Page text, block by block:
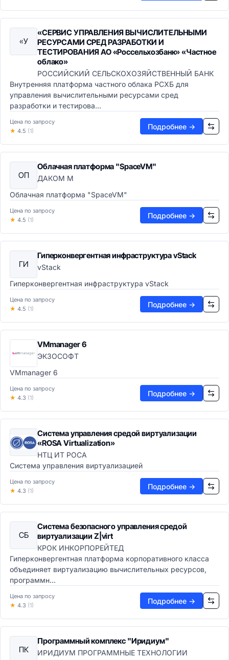
Хранилища данных
Хранилища данных (DWH)
Озёра данных (Data Lake)
Аналитические СУБД
Потоковая обработка
Машинное обучение и ИИ
ML-платформы
Предиктивная аналитика
AutoML-платформы
Платформы ИИ и GenAI
Документооборот и контент
Корпоративный контент (ECM)
EDMS-системы
Системы архивирования
eDiscovery системы
Управление сайтом (CMS)
Headless CMS
Конструкторы сайтов
DXP платформы
Обработка документов
Генерация документов
Электронная подпись
Цифровые активы (DAM)
Видеохостинг
CDN сети
Потоковое видео
Офис и коммуникации
Офисные пакеты
Текстовые процессоры
Электронные таблицы
Презентации
Заметки и органайзеры
Корпоративные коммуникации
Почтовые клиенты
Корпоративные мессенджеры
Видеоконференции
UCaaS-платформы
Совместная работа
Виртуальные доски
Корпоративные соцсети
Файлообменники
Расширения для браузеров
ИТ-инфраструктура
«У
«СЕРВИС УПРАВЛЕНИЯ ВЫЧИСЛИТЕЛЬНЫМИ
РЕСУРСАМИ СРЕД РАЗРАБОТКИ И
ТЕСТИРОВАНИЯ АО «Россельхозбанк» «Частное
облако»
РОССИЙСКИЙ СЕЛЬСКОХОЗЯЙСТВЕННЫЙ БАНК
Внутренняя платформа частного облака РСХБ для
управления вычислительными ресурсами сред
разработки и тестирова...
Цена по запросу
★ 4.5 (1)
Подробнее →
ОП
Облачная платформа "SpaceVM"
ДАКОМ М
Облачная платформа "SpaceVM"
Цена по запросу
★ 4.5 (1)
Подробнее →
ГИ
Гиперконвергентная инфраструктура vStack
vStack
Гиперконвергентная инфраструктура vStack
Цена по запросу
★ 4.5 (1)
Подробнее →
VMmanager 6
ЭКЗОСОФТ
VMmanager 6
Цена по запросу
★ 4.3 (1)
Подробнее →
Система управления средой виртуализации
«ROSA Virtualization»
НТЦ ИТ РОСА
Система управления виртуализацией
Цена по запросу
★ 4.3 (1)
Подробнее →
СБ
Система безопасного управления средой
виртуализации Z|virt
КРОК ИНКОРПОРЕЙТЕД
Гиперконвергентная платформа корпоративного класса
объединяет виртуализацию вычислительных ресурсов,
программн...
Цена по запросу
★ 4.3 (1)
Подробнее →
ПК
Программный комплекс "Иридиум"
ИРИДИУМ ПРОГРАММНЫЕ ТЕХНОЛОГИИ